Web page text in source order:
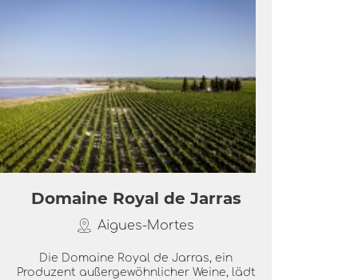
Domaine Royal de Jarras
Aigues-Mortes
Die Domaine Royal de Jarras, ein
Produzent außergewöhnlicher Weine, lädt